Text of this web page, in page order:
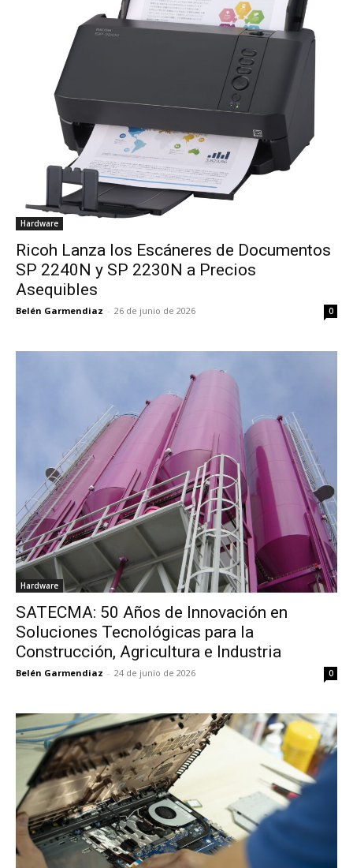
Hardware
Ricoh Lanza los Escáneres de Documentos
SP 2240N y SP 2230N a Precios
Asequibles
Belén Garmendiaz - 26 de junio de 2026 0
Hardware
SATECMA: 50 Años de Innovación en
Soluciones Tecnológicas para la
Construcción, Agricultura e Industria
Belén Garmendiaz - 24 de junio de 2026 0